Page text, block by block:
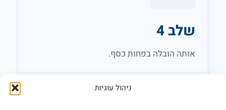
ניהול עוגיות
שלב 4
אותה הובלה בפחות כסף.